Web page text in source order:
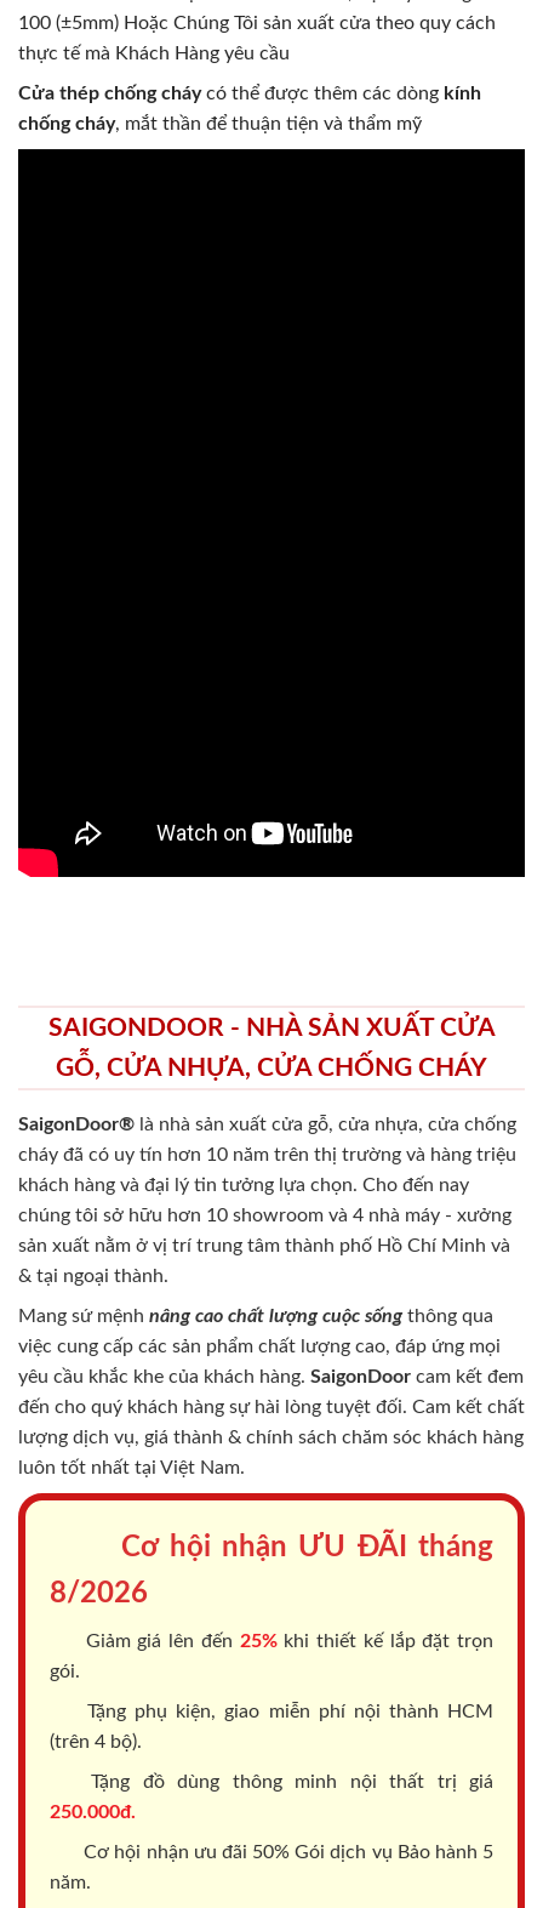
100 (±5mm) Hoặc Chúng Tôi sản xuất cửa theo quy cách
thực tế mà Khách Hàng yêu cầu
Cửa thép chống cháycó thể được thêm các dòng kính
chống cháy, mắt thần để thuận tiện và thẩm mỹ
SAIGONDOOR - NHÀ SẢN XUẤT CỬA
GỖ, CỬA NHỰA, CỬA CHỐNG CHÁY
SaigonDoor® là nhà sản xuất cửa gỗ, cửa nhựa, cửa chống
cháy đã có uy tín hơn 10 năm trên thị trường và hàng triệu
khách hàng và đại lý tin tưởng lựa chọn. Cho đến nay
chúng tôi sở hữu hơn 10 showroom và 4 nhà máy - xưởng
sản xuất nằm ở vị trí trung tâm thành phố Hồ Chí Minh và
& tại ngoại thành.
Mang sứ mệnh nâng cao chất lượng cuộc sốngthông qua
việc cung cấp các sản phẩm chất lượng cao, đáp ứng mọi
yêu cầu khắc khe của khách hàng. SaigonDoor cam kết đem
đến cho quý khách hàng sự hài lòng tuyệt đối. Cam kết chất
lượng dịch vụ, giá thành & chính sách chăm sóc khách hàng
luôn tốt nhất tại Việt Nam.
Cơ hội nhận ƯU ĐÃI tháng
8/2026
Giảm giá lên đến 25%khi thiết kế lắp đặt trọn
gói.
Tặng phụ kiện, giao miễn phí nội thành HCM
(trên 4 bộ).
Tặng đồ dùng thông minh nội thất trị giá
250.000đ.
Cơ hội nhận ưu đãi 50% Gói dịch vụ Bảo hành 5
năm.